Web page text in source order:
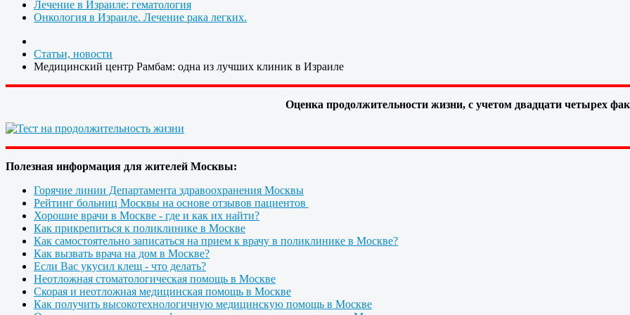
Лечение в Израиле: гематология
Онкология в Израиле. Лечение рака легких.
Статьи, новости
Медицинский центр Рамбам: одна из лучших клиник в Израиле
Оценка продолжительности жизни, с учетом двадцати четырех
Полезная информация для жителей Москвы:
Горячие линии Департамента здравоохранения Москвы
Рейтинг больниц Москвы на основе отзывов пациентов
Хорошие врачи в Москве - где и как их найти?
Как прикрепиться к поликлинике в Москве
Как самостоятельно записаться на прием к врачу в поликлинике в Москве?
Как вызвать врача на дом в Москве?
Если Вас укусил клещ - что делать?
Неотложная стоматологическая помощь в Москве
Скорая и неотложная медицинская помощь в Москве
Как получить высокотехнологичную медицинскую помощь в Москве